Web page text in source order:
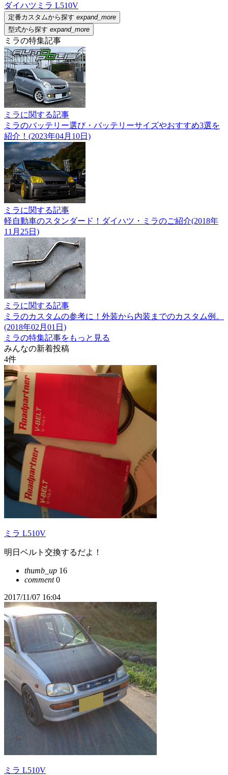
ダイハツ ミラ L510V
定番カスタムから探す expand_more
型式から探す expand_more
ミラの特集記事
ミラに関する記事
ミラのバッテリー選び・バッテリーサイズやおすすめ3選を
紹介！(2023年04月10日)
ミラに関する記事
軽自動車のスタンダード！ダイハツ・ミラのご紹介(2018年
11月25日)
ミラに関する記事
ミラのカスタムの参考に！外装から内装までのカスタム例。
(2018年02月01日)
ミラの特集記事をもっと見る
みんなの新着投稿
4件
ミラ L510V
明日ベルト交換するだよ！
thumb_up 16
comment0
2017/11/07 16:04
ミラ L510V